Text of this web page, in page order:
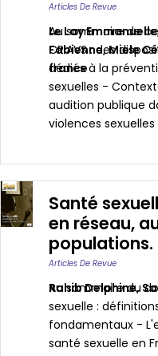
Articles De Revue
Le Lay Emmanuelle
Fabienne,Miele
france
Au sommaire de
CRIAVS : des
dédiés à la
sexuelles -
audition publique
violences
Santé
en réseau,
populations.
Articles De Revue
Rahib Delphine,
Au sommaire du
sexuelle :
fondamentaux -
santé sexuelle en